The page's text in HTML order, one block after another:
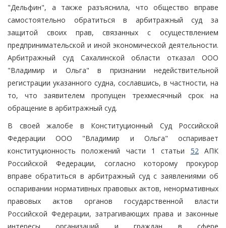
"Дельфин", а также разъяснила, что общество вправе
самостоятельно обратиться в арбитражный суд за
защитой своих прав, связанных с осуществлением
предпринимательской и иной экономической деятельности.
Арбитражный суд Сахалинской области отказал ООО
"Владимир и Ольга" в признании недействительной
регистрации указанного судна, сославшись, в частности, на
то, что заявителем пропущен трехмесячный срок на
обращение в арбитражный суд.
В своей жалобе в Конституционный Суд Российской
Федерации ООО "Владимир и Ольга" оспаривает
конституционность положений части 1 статьи 52 АПК
Российской Федерации, согласно которому прокурор
вправе обратиться в арбитражный суд с заявлениями об
оспаривании нормативных правовых актов, ненормативных
правовых актов органов государственной власти
Российской Федерации, затрагивающих права и законные